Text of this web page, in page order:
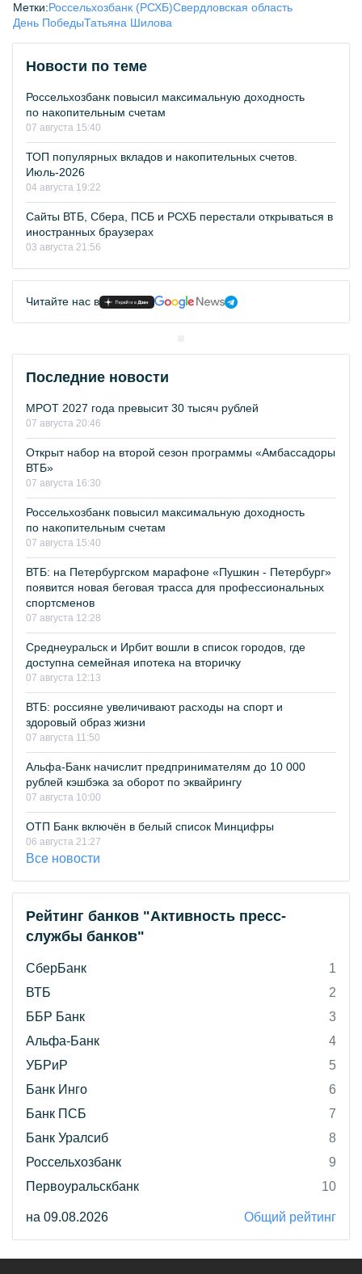
Метки:Россельхозбанк (РСХБ)Свердловская область
День ПобедыТатьяна Шилова
Новости по теме
Россельхозбанк повысил максимальную доходность
по накопительным счетам
07 августа 15:40
ТОП популярных вкладов и накопительных счетов.
Июль-2026
04 августа 19:22
Сайты ВТБ, Сбера, ПСБ и РСХБ перестали открываться в
иностранных браузерах
03 августа 21:56
Читайте нас в
Последние новости
МРОТ 2027 года превысит 30 тысяч рублей
07 августа 20:46
Открыт набор на второй сезон программы «Амбассадоры
ВТБ»
07 августа 16:30
Россельхозбанк повысил максимальную доходность
по накопительным счетам
07 августа 15:40
ВТБ: на Петербургском марафоне «Пушкин - Петербург»
появится новая беговая трасса для профессиональных
спортсменов
07 августа 12:28
Среднеуральск и Ирбит вошли в список городов, где
доступна семейная ипотека на вторичку
07 августа 12:13
ВТБ: россияне увеличивают расходы на спорт и
здоровый образ жизни
07 августа 11:50
Альфа-Банк начислит предпринимателям до 10 000
рублей кэшбэка за оборот по эквайрингу
07 августа 10:00
ОТП Банк включён в белый список Минцифры
06 августа 21:27
Все новости
Рейтинг банков "Активность пресс-
службы банков"
СберБанк
1
ВТБ
2
ББР Банк
3
Альфа-Банк
4
УБРиР
5
Банк Инго
6
Банк ПСБ
7
Банк Уралсиб
8
Россельхозбанк
9
Первоуральскбанк
10
на 09.08.2026 Общий рейтинг